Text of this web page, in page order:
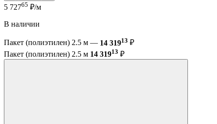
5 72765 ₽/м
В наличии
Пакет (полиэтилен) 2.5 м — 14 31913 ₽
Пакет (полиэтилен) 2.5 м 14 31913 ₽